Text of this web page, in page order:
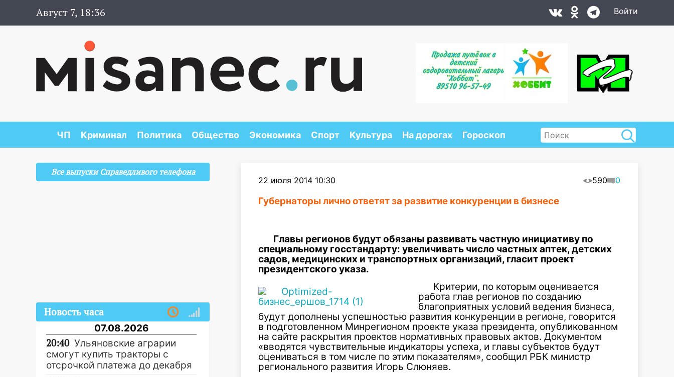
Август 7, 18:36 Войти
ЧП Криминал Политика Общество Экономика Спорт Культура На дорогах Гороскоп
22 июля 2014 10:30 590 0
Губернаторы лично ответят за развитие конкуренции в бизнесе
Главы регионов будут обязаны развивать частную инициативу по
специальному госстандарту: увеличивать число частных аптек, детских
садов, медицинских и транспортных организаций, гласит проект
президентского указа.
Критерии, по которым оценивается
работа глав регионов по созданию
благоприятных условий ведения бизнеса,
будут дополнены успешностью развития конкуренции в регионе, говорится
в подготовленном Минрегионом проекте указа президента, опубликованном
на сайте раскрытия проектов нормативных правовых актов. Документом
«вводятся чувствительные индикаторы успеха, и главы субъектов будут
оцениваться в том числе по этим показателям», сообщил РБК министр
регионального развития Игорь Слюняев.
Все выпуски Справедливого телефона
Новость часа
07.08.2026
20:40 Ульяновские аграрии
смогут купить тракторы с
отсрочкой платежа до декабря